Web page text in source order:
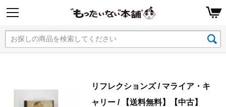
リフレクションズ / マライア・キ
ャリー / 【送料無料】【中古】